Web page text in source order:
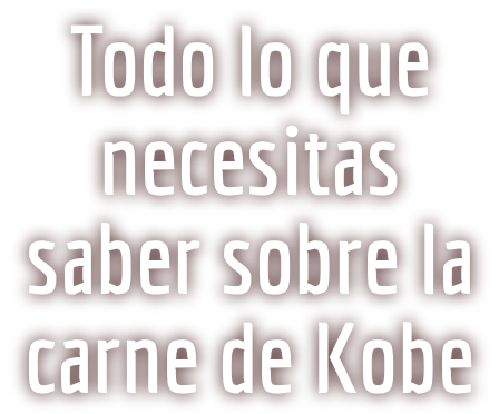
Todo lo que
necesitas
saber sobre la
carne de Kobe